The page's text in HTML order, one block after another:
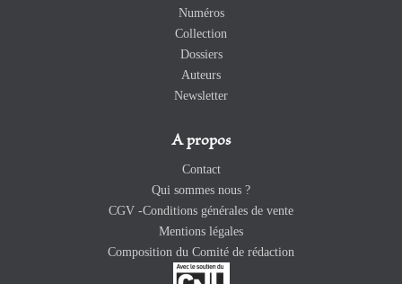
Numéros
Collection
Dossiers
Auteurs
Newsletter
A propos
Contact
Qui sommes nous ?
CGV -Conditions générales de vente
Mentions légales
Composition du Comité de rédaction